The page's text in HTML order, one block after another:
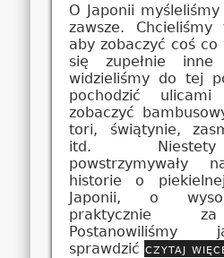
O Japonii
zawsze.
aby zobaczyć coś co
się zupełnie
widzieliśmy do tej
pochodzić
zobaczyć
tori, świątynie,
itd.
powstrzymywały
historie o
Japonii, o
praktycznie
Postanowiliśmy
sprawdzić czytaj